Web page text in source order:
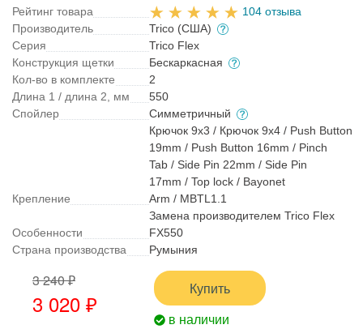
Рейтинг товара
104 отзыва
Производитель
Trico (США)
Серия
Trico Flex
Конструкция щетки
Бескаркасная
Кол-во в комплекте
2
Длина 1 / длина 2, мм
550
Спойлер
Симметричный
Крепление
Крючок 9x3 / Крючок 9x4 / Push Button
19mm / Push Button 16mm / Pinch
Tab / Side Pin 22mm / Side Pin
17mm / Top lock / Bayonet
Arm / MBTL1.1
Особенности
Замена производителем Trico Flex
FX550
Страна производства
Румыния
3 240 ₽
3 020 ₽
Купить
в наличии